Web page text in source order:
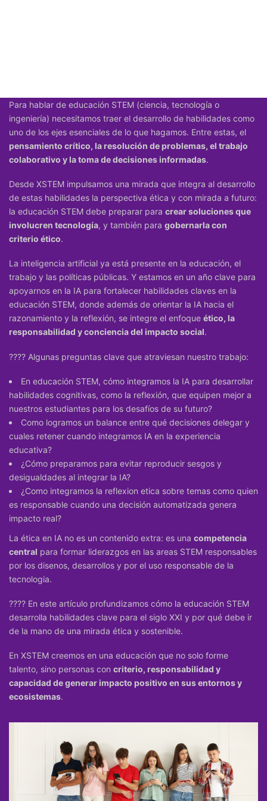
Para hablar de educación STEM (ciencia, tecnología o
ingeniería) necesitamos traer el desarrollo de habilidades como
uno de los ejes esenciales de lo que hagamos. Entre estas, el
pensamiento crítico, la resolución de problemas, el trabajo
colaborativo y la toma de decisiones informadas.
Desde XSTEM impulsamos una mirada que integra al desarrollo
de estas habilidades la perspectiva ética y con mirada a futuro:
la educación STEM debe preparar para crear soluciones que
involucren tecnología, y también para gobernarla con
criterio ético.
La inteligencia artificial ya está presente en la educación, el
trabajo y las políticas públicas. Y estamos en un año clave para
apoyarnos en la IA para fortalecer habilidades claves en la
educación STEM, donde además de orientar la IA hacia el
razonamiento y la reflexión, se integre el enfoque ético, la
responsabilidad y conciencia del impacto social.
???? Algunas preguntas clave que atraviesan nuestro trabajo:
En educación STEM, cómo integramos la IA para desarrollar
habilidades cognitivas, como la reflexión, que equipen mejor a
nuestros estudiantes para los desafíos de su futuro?
Como logramos un balance entre qué decisiones delegar y
cuales retener cuando integramos IA en la experiencia
educativa?
¿Cómo preparamos para evitar reproducir sesgos y
desigualdades al integrar la IA?
¿Como integramos la reflexion etica sobre temas como quien
es responsable cuando una decisión automatizada genera
impacto real?
La ética en IA no es un contenido extra: es una competencia
central para formar liderazgos en las areas STEM responsables
por los disenos, desarrollos y por el uso responsable de la
tecnologia.
???? En este artículo profundizamos cómo la educación STEM
desarrolla habilidades clave para el siglo XXI y por qué debe ir
de la mano de una mirada ética y sostenible.
En XSTEM creemos en una educación que no solo forme
talento, sino personas con criterio, responsabilidad y
capacidad de generar impacto positivo en sus entornos y
ecosistemas.